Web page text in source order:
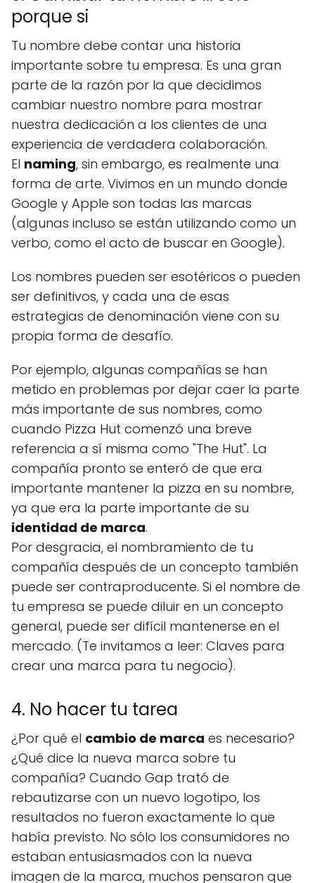
porque si
Tu nombre debe contar una historia
importante sobre tu empresa. Es una gran
parte de la razón por la que decidimos
cambiar nuestro nombre para mostrar
nuestra dedicación a los clientes de una
experiencia de verdadera colaboración.
El naming, sin embargo, es realmente una
forma de arte. Vivimos en un mundo donde
Google y Apple son todas las marcas
(algunas incluso se están utilizando como un
verbo, como el acto de buscar en Google).
Los nombres pueden ser esotéricos o pueden
ser definitivos, y cada una de esas
estrategias de denominación viene con su
propia forma de desafío.
Por ejemplo, algunas compañías se han
metido en problemas por dejar caer la parte
más importante de sus nombres, como
cuando Pizza Hut comenzó una breve
referencia a sí misma como "The Hut". La
compañía pronto se enteró de que era
importante mantener la pizza en su nombre,
ya que era la parte importante de su
identidad de marca.
Por desgracia, el nombramiento de tu
compañía después de un concepto también
puede ser contraproducente. Si el nombre de
tu empresa se puede diluir en un concepto
general, puede ser difícil mantenerse en el
mercado. (Te invitamos a leer: Claves para
crear una marca para tu negocio).
4. No hacer tu tarea
¿Por qué el cambio de marca es necesario?
¿Qué dice la nueva marca sobre tu
compañía? Cuando Gap trató de
rebautizarse con un nuevo logotipo, los
resultados no fueron exactamente lo que
había previsto. No sólo los consumidores no
estaban entusiasmados con la nueva
imagen de la marca, muchos pensaron que